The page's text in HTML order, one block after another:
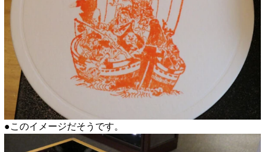
●このイメージだそうです。